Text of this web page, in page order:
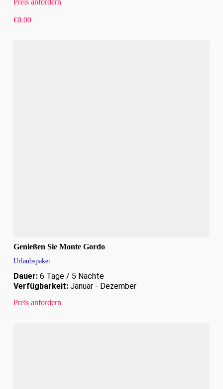
Preis anfordern
€0.00
Genießen Sie Monte Gordo
Urlaubspaket
Dauer:6 Tage / 5 Nächte
Verfügbarkeit:Januar - Dezember
Preis anfordern